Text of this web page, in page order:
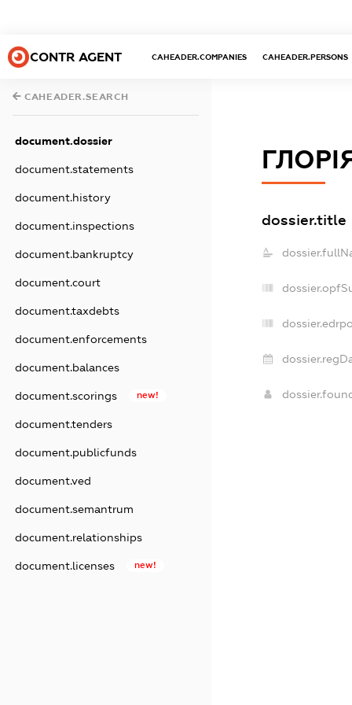
CONTR AGENT CAHEADER.COMPANIES CAHEADER.PERSONS
CAHEADER.SEARCH
document.dossier
document.statements
document.history
document.inspections
document.bankruptcy
document.court
document.taxdebts
document.enforcements
document.balances
document.scorings new!
document.tenders
document.publicfunds
document.ved
document.semantrum
document.relationships
document.licenses new!
dossier.title